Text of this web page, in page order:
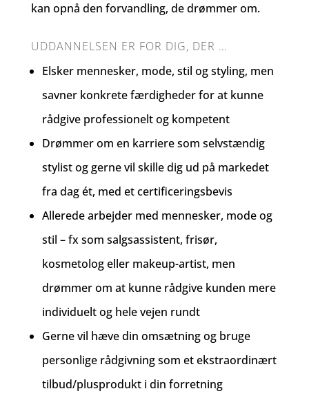
kan opnå den forvandling, de drømmer om.
UDDANNELSEN ER FOR DIG, DER …
Elsker mennesker, mode, stil og styling, men
savner konkrete færdigheder for at kunne
rådgive professionelt og kompetent
Drømmer om en karriere som selvstændig
stylist og gerne vil skille dig ud på markedet
fra dag ét, med et certificeringsbevis
Allerede arbejder med mennesker, mode og
stil – fx som salgsassistent, frisør,
kosmetolog eller makeup-artist, men
drømmer om at kunne rådgive kunden mere
individuelt og hele vejen rundt
Gerne vil hæve din omsætning og bruge
personlige rådgivning som et ekstraordinært
tilbud/plusprodukt i din forretning